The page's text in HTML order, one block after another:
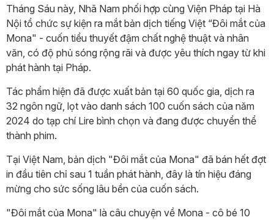
Tháng Sáu này, Nhã Nam phối hợp cùng Viện Pháp tại Hà
Nội tổ chức sự kiện ra mắt bản dịch tiếng Việt “Đôi mắt của
Mona" - cuốn tiểu thuyết đậm chất nghệ thuật và nhân
văn, có độ phủ sóng rộng rãi và được yêu thích ngay từ khi
phát hành tại Pháp.
Tác phẩm hiện đã được xuất bản tại 60 quốc gia, dịch ra
32 ngôn ngữ, lọt vào danh sách 100 cuốn sách của năm
2024 do tạp chí Lire bình chọn và đang được chuyển thể
thành phim.
Tại Việt Nam, bản dịch "Đôi mắt của Mona" đã bán hết đợt
in đầu tiên chỉ sau 1 tuần phát hành, đây là tín hiệu đáng
mừng cho sức sống lâu bền của cuốn sách.
"Đôi mắt của Mona" là câu chuyện về Mona - cô bé 10